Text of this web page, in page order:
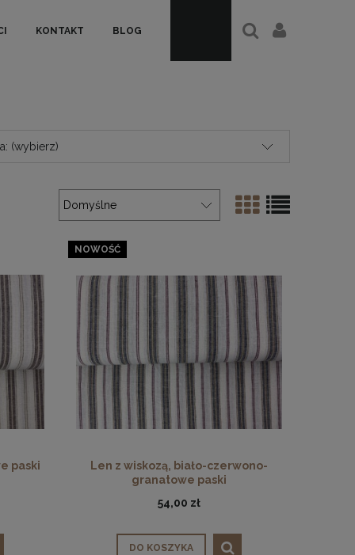
KONTAKT BLOG
(wybierz)
paski
Len z wiskozą, biało-czerwono-
granatowe paski
54,00 zł
DO KOSZYKA
NOWOŚĆ